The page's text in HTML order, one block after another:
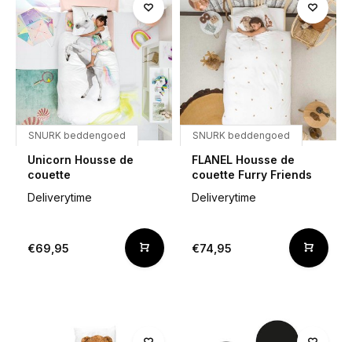
SNURK beddengoed
Unicorn Housse de
couette
Deliverytime
€69,95
SNURK beddengoed
FLANEL Housse de
couette Furry Friends
Deliverytime
€74,95